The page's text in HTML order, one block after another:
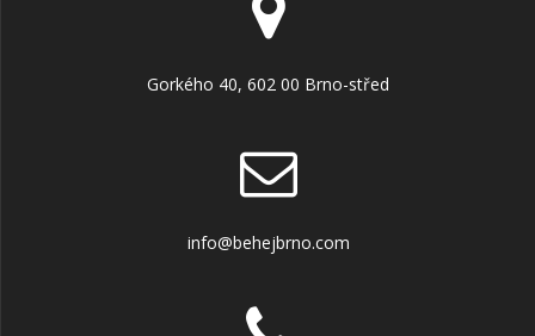
Gorkého 40, 602 00 Brno-střed
info@behejbrno.com